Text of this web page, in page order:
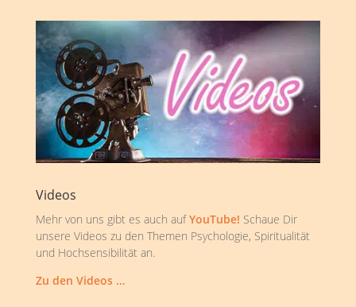
Videos
Mehr von uns gibt es auch aufYouTube! Schaue Dir
unsere Videos zu den Themen Psychologie, Spiritualität
und Hochsensibilität an.
Zu den Videos …